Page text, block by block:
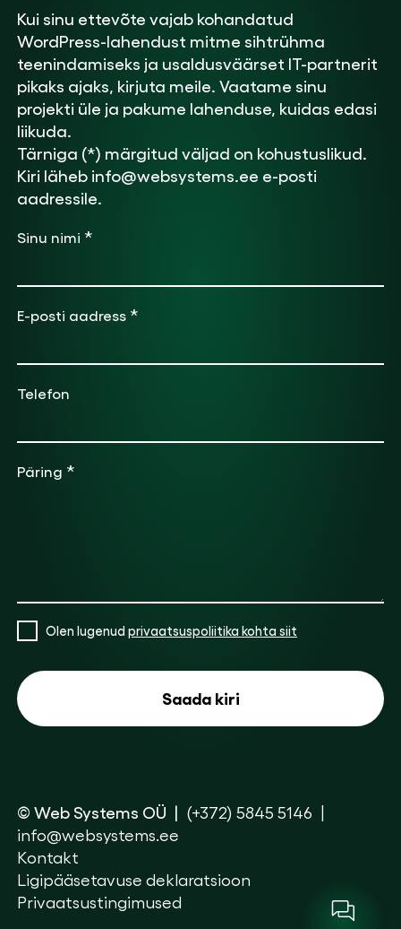
Kui sinu ettevõte vajab kohandatud
WordPress-lahendust mitme sihtrühma
teenindamiseks ja usaldusväärset IT-partnerit
pikaks ajaks, kirjuta meile. Vaatame sinu
projekti üle ja pakume lahenduse, kuidas edasi
liikuda.
Tärniga (*) märgitud väljad on kohustuslikud.
Kiri läheb info@websystems.ee e-posti
aadressile.
Sinu nimi *
E-posti aadress *
Telefon
Päring *
Olen lugenud privaatsuspoliitika kohta siit
© Web Systems OÜ
(+372) 5845 5146
info@websystems.ee
Kontakt
Ligipääsetavuse deklaratsioon
Privaatsustingimused